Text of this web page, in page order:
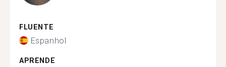
FLUENTE
Espanhol
APRENDE